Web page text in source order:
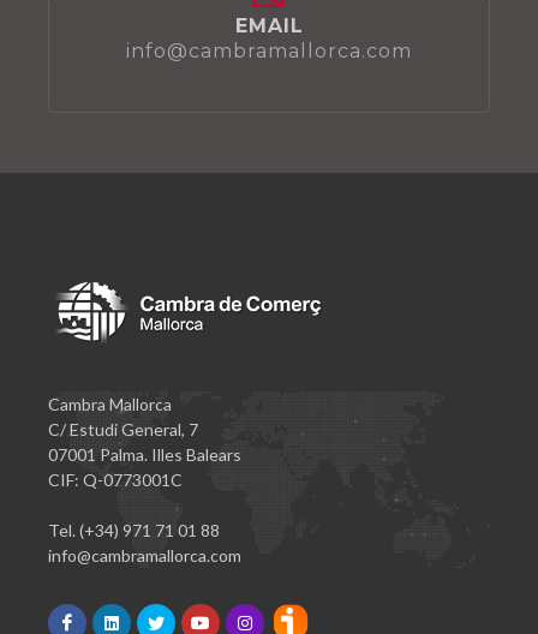
EMAIL
info@cambramallorca.com
Cambra Mallorca
C/ Estudi General, 7
07001 Palma. Illes Balears
CIF: Q-0773001C
Tel. (+34) 971 71 01 88
info@cambramallorca.com